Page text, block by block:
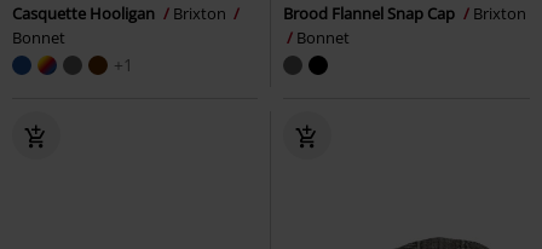
Casquette Hooligan
Brixton
Bonnet
+1
Brood Flannel Snap Cap
Brixton
Bonnet